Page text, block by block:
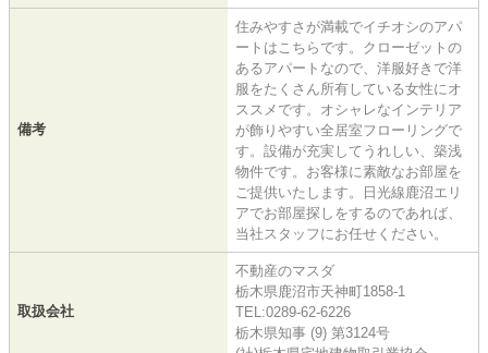
備考
住みやすさが満載でイチオシのアパ
ートはこちらです。クローゼットの
あるアパートなので、洋服好きで洋
服をたくさん所有している女性にオ
ススメです。オシャレなインテリア
が飾りやすい全居室フローリングで
す。設備が充実してうれしい、築浅
物件です。お客様に素敵なお部屋を
ご提供いたします。日光線鹿沼エリ
アでお部屋探しをするのであれば、
当社スタッフにお任せください。
取扱会社
不動産のマスダ
栃木県鹿沼市天神町1858-1
TEL:0289-62-6226
栃木県知事 (9) 第3124号